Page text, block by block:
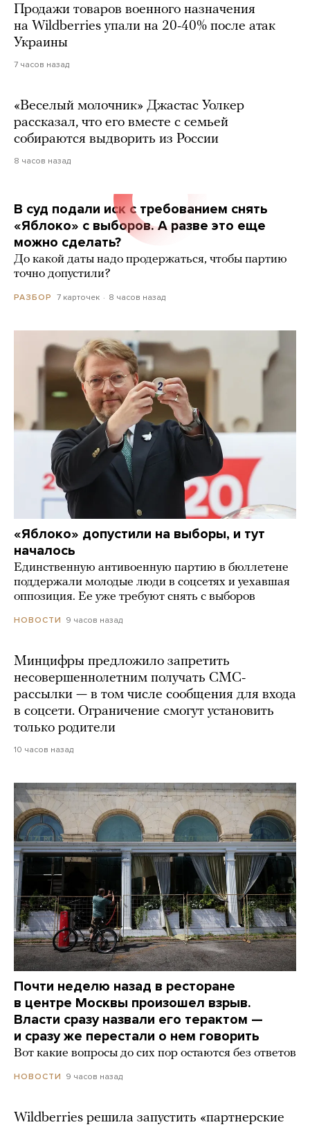
Продажи товаров военного назначения
на Wildberries упали на 20-40% после атак
Украины
7 часов назад
«Веселый молочник» Джастас Уолкер
рассказал, что его вместе с семьей
собираются выдворить из России
8 часов назад
В суд подали иск с требованием снять
«Яблоко» с выборов. А разве это еще
можно сделать?
До какой даты надо продержаться, чтобы партию
точно допустили?
РАЗБОР 7 карточек 8 часов назад
«Яблоко» допустили на выборы, и тут
началось
Единственную антивоенную партию в бюллетене
поддержали молодые люди в соцсетях и уехавшая
оппозиция. Ее уже требуют снять с выборов
НОВОСТИ 9 часов назад
Минцифры предложило запретить
несовершеннолетним получать СМС-
рассылки — в том числе сообщения для входа
в соцсети. Ограничение смогут установить
только родители
10 часов назад
Почти неделю назад в ресторане
в центре Москвы произошел взрыв.
Власти сразу назвали его терактом —
и сразу же перестали о нем говорить
Вот какие вопросы до сих пор остаются без ответов
НОВОСТИ 9 часов назад
Wildberries решила запустить «партнерские